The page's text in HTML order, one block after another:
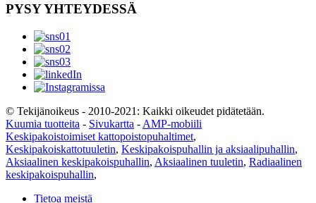
PYSY YHTEYDESSÄ
© Tekijänoikeus - 2010-2021: Kaikki oikeudet pidätetään.
Kuumia tuotteita - Sivukartta - AMP-mobiili
Keskipakoistoimiset kattopoistopuhaltimet,
Keskipakoiskattotuuletin, Keskipakoispuhallin ja aksiaalipuhallin,
Aksiaalinen keskipakoispuhallin, Aksiaalinen tuuletin, Radiaalinen
keskipakoispuhallin,
Tietoa meistä